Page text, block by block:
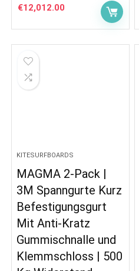
€12,012.00
KITESURFBOARDS
MAGMA 2-Pack |
3M Spanngurte Kurz
Befestigungsgurt
Mit Anti-Kratz
Gummischnalle und
Klemmschloss | 500